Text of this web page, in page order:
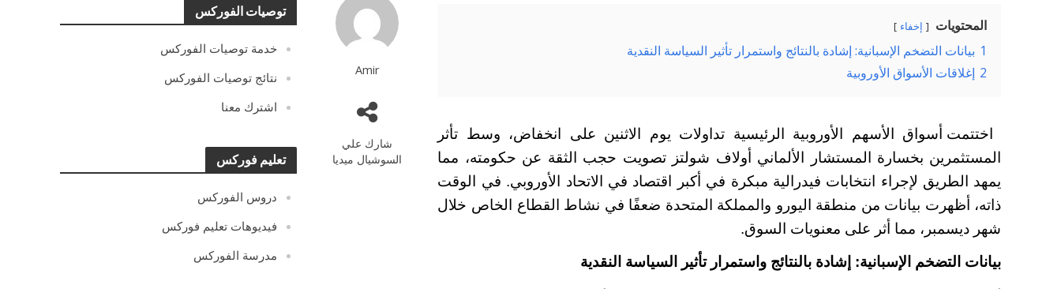
توصيات الفوركس
خدمة توصيات الفوركس
نتائج توصيات الفوركس
اشترك معنا
تعليم فوركس
دروس الفوركس
فيديوهات تعليم فوركس
مدرسة الفوركس
Amir
شارك علي
السوشيال ميديا
المحتويات إخفاء
1 بيانات التضخم الإسبانية: إشادة بالنتائج واستمرار تأثير السياسة النقدية
2 إغلاقات الأسواق الأوروبية
اختتمت أسواق الأسهم الأوروبية الرئيسية تداولات يوم الاثنين على انخفاض، وسط تأثر
المستثمرين بخسارة المستشار الألماني أولاف شولتز تصويت حجب الثقة عن حكومته، مما
يمهد الطريق لإجراء انتخابات فيدرالية مبكرة في أكبر اقتصاد في الاتحاد الأوروبي. في الوقت
ذاته، أظهرت بيانات من منطقة اليورو والمملكة المتحدة ضعفًا في نشاط القطاع الخاص خلال
شهر ديسمبر، مما أثر على معنويات السوق.
بيانات التضخم الإسبانية: إشادة بالنتائج واستمرار تأثير السياسة النقدية